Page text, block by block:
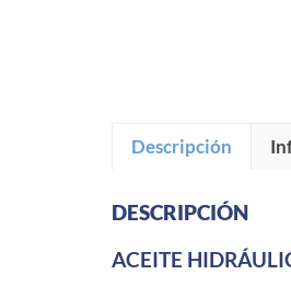
Descripción
DESCRIPCIÓN
ACEITE